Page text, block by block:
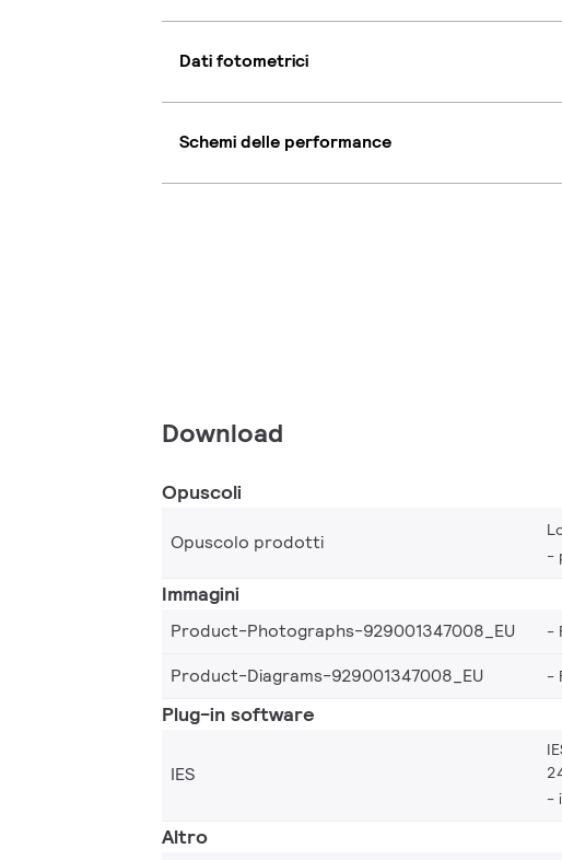
Dati fotometrici
Schemi delle performance
Download
Opuscoli
Opuscolo prodotti
Immagini
Product-Photographs-929001347008_EU
Product-Diagrams-929001347008_EU
Plug-in software
IES
Altro